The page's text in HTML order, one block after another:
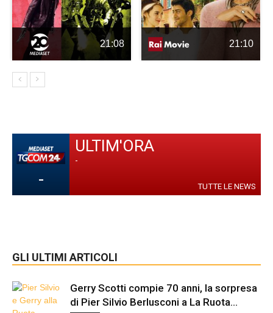
21:08 21:10
-
ULTIM'ORA
-
TUTTE LE NEWS
GLI ULTIMI ARTICOLI
Gerry Scotti compie 70 anni, la sorpresa
di Pier Silvio Berlusconi a La Ruota...